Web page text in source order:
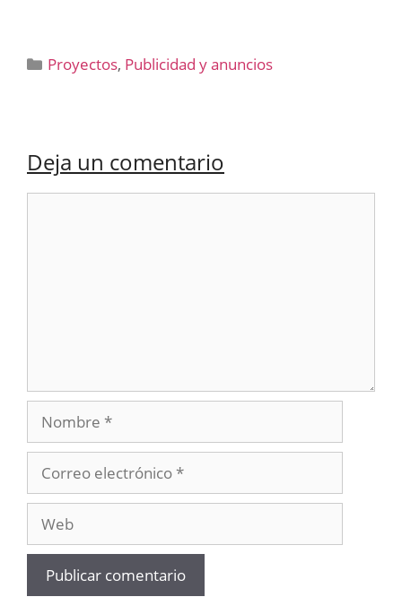
Categorías
Proyectos, Publicidad y anuncios
Deja un comentario
Nombre
electrónico